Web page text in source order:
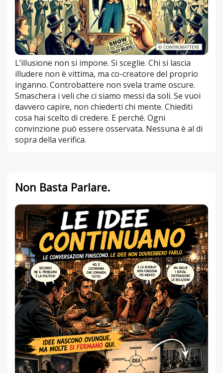
L’illusione non si impone. Si sceglie. Chi si lascia
illudere non è vittima, ma co-creatore del proprio
inganno. Controbattere non svela trame oscure.
Smaschera i veli che ci siamo messi da soli. Se vuoi
davvero capire, non chiederti chi mente. Chiediti
cosa hai scelto di credere. E perché. Ogni
convinzione può essere osservata. Nessuna è al di
sopra della verifica.
Non Basta Parlare.